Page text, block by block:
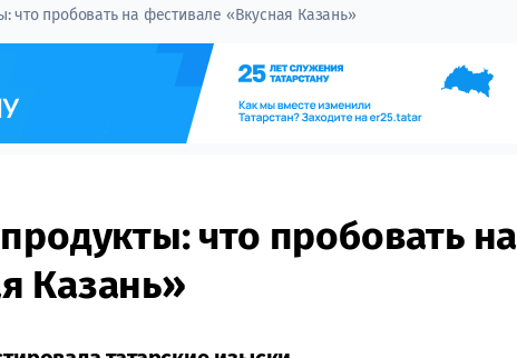
что пробовать на фестивале «Вкусная Казань»
что пробовать на
Казань»